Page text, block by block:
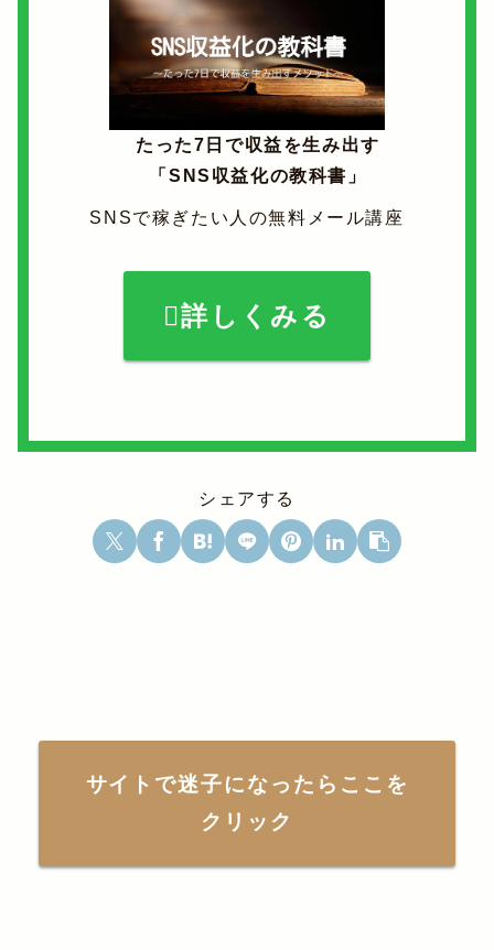
たった7日で収益を生み出す
「SNS収益化の教科書」
SNSで稼ぎたい人の無料メール講座
詳しくみる
シェアする
サイトで迷子になったらここを
クリック